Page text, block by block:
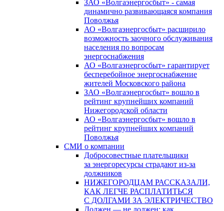
ЗАО «Волгаэнергосбыт» - самая
динамично развивающаяся компания
Поволжья
АО «Волгаэнергосбыт» расширило
возможность заочного обслуживания
населения по вопросам
энергоснабжения
АО «Волгаэнергосбыт» гарантирует
бесперебойное энергоснабжение
жителей Московского района
ЗАО «Волгаэнергосбыт» вошло в
рейтинг крупнейших компаний
Нижегородской области
АО «Волгаэнергосбыт» вошло в
рейтинг крупнейших компаний
Поволжья
СМИ о компании
Добросовестные плательщики
за энергоресурсы страдают из-за
должников
НИЖЕГОРОДЦАМ РАССКАЗАЛИ,
КАК ЛЕГЧЕ РАСПЛАТИТЬСЯ
С ДОЛГАМИ ЗА ЭЛЕКТРИЧЕСТВО